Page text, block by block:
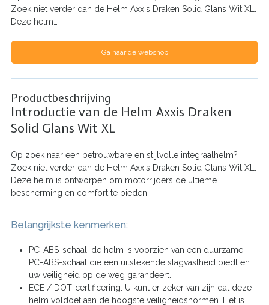
Zoek niet verder dan de Helm Axxis Draken Solid Glans Wit XL.
Deze helm…
Ga naar de webshop
Productbeschrijving
Introductie van de Helm Axxis Draken
Solid Glans Wit XL
Op zoek naar een betrouwbare en stijlvolle integraalhelm?
Zoek niet verder dan de Helm Axxis Draken Solid Glans Wit XL.
Deze helm is ontworpen om motorrijders de ultieme
bescherming en comfort te bieden.
Belangrijkste kenmerken:
PC-ABS-schaal: de helm is voorzien van een duurzame
PC-ABS-schaal die een uitstekende slagvastheid biedt en
uw veiligheid op de weg garandeert.
ECE / DOT-certificering: U kunt er zeker van zijn dat deze
helm voldoet aan de hoogste veiligheidsnormen. Het is